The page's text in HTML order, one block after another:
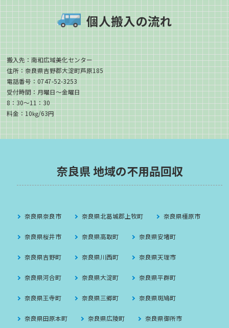
個人搬入の流れ
搬入先：南和広域美化センター
住所：奈良県吉野郡大淀町芦原185
電話番号：0747-52-3253
受付時間：月曜日～金曜日
8：30～11：30
料金：10㎏/63円
奈良県 地域の不用品回収
奈良県奈良市 奈良県北葛城郡上牧町 奈良県橿原市
奈良県桜井市 奈良県高取町 奈良県安堵町
奈良県吉野町 奈良県川西町 奈良県天理市
奈良県河合町 奈良県大淀町 奈良県平群町
奈良県王寺町 奈良県三郷町 奈良県斑鳩町
奈良県田原本町 奈良県広陵町 奈良県御所市